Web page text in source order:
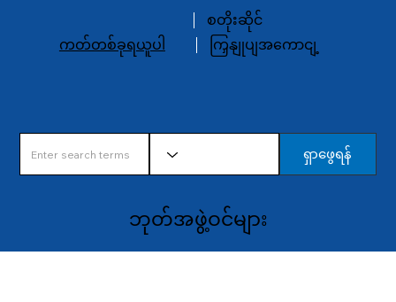
စတိုးဆိုင်
ကတ်တစ်ခုရယူပါ
ကြှနျုပျအကောငျ့
ရှာဖွေရန်
ဘုတ်အဖွဲ့ဝင်များ